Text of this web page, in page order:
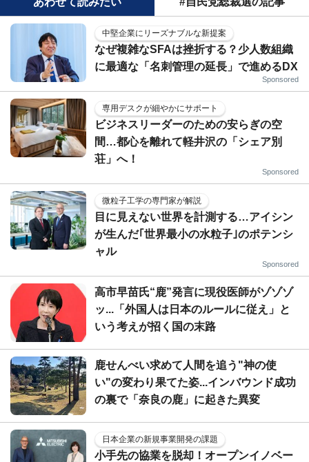
中堅企業にリーズナブルな新提案
なぜ複雑なSFAは挫折する？少人数組織
に最適な「名刺管理の延長」で進めるDX
Sponsored
専用デスクが細やかにサポート
ビジネスリーダーのための安らぎの空
間…都心を離れて軽井沢の「シェア別
荘」へ！
Sponsored
微粒子工学の専門家が解説
目に見えない世界を計測する…アイシン
が生んだ｢世界最小の水粒子｣のポテンシ
ャル
Sponsored
高市早苗氏“鹿”発言に現役医師がゾゾゾ
ッ...「外国人は日本のルールに従え」と
いう考えが招く国の末路
鹿せんべい求めて人間を追う"神の使
い"の変わり果てた姿...インバウンド成功
の裏で「奈良の鹿」に起きた異変
日本企業の新規事業開発の課題
小手先の協業を脱却！オープンイノベー